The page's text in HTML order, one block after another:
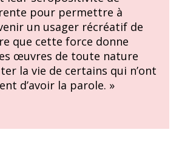
pour permettre à
un usager récréatif de
que cette force donne
œuvres de toute nature
la vie de certains qui n’ont
d’avoir la parole. »